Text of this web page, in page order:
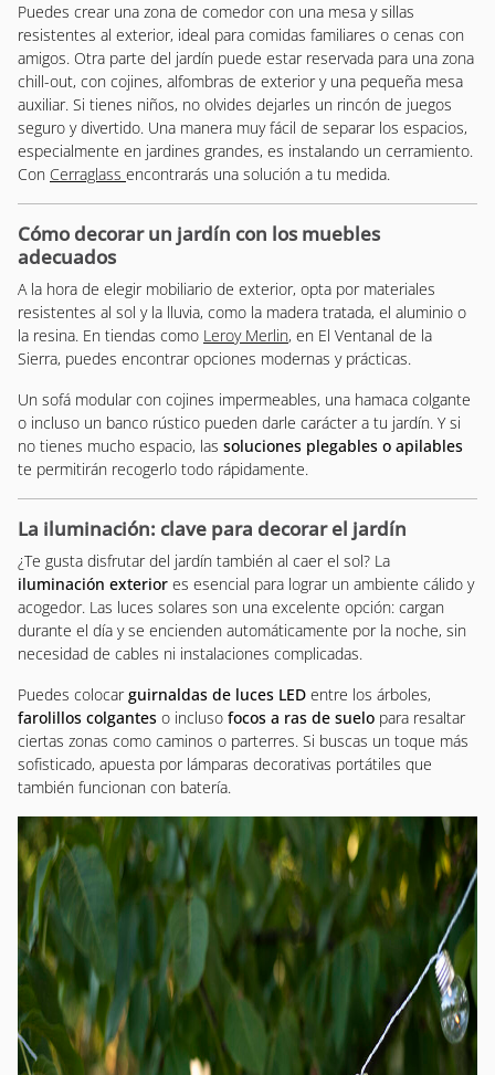
Puedes crear una zona de comedor con una mesa y sillas
resistentes al exterior, ideal para comidas familiares o cenas con
amigos. Otra parte del jardín puede estar reservada para una zona
chill-out, con cojines, alfombras de exterior y una pequeña mesa
auxiliar. Si tienes niños, no olvides dejarles un rincón de juegos
seguro y divertido. Una manera muy fácil de separar los espacios,
especialmente en jardines grandes, es instalando un cerramiento.
Con Cerraglass encontrarás una solución a tu medida.
Cómo decorar un jardín con los muebles
adecuados
A la hora de elegir mobiliario de exterior, opta por materiales
resistentes al sol y la lluvia, como la madera tratada, el aluminio o
la resina. En tiendas como Leroy Merlin, en El Ventanal de la
Sierra, puedes encontrar opciones modernas y prácticas.
Un sofá modular con cojines impermeables, una hamaca colgante
o incluso un banco rústico pueden darle carácter a tu jardín. Y si
no tienes mucho espacio, las soluciones plegables o apilables
te permitirán recogerlo todo rápidamente.
La iluminación: clave para decorar el jardín
¿Te gusta disfrutar del jardín también al caer el sol? La
iluminación exterior es esencial para lograr un ambiente cálido y
acogedor. Las luces solares son una excelente opción: cargan
durante el día y se encienden automáticamente por la noche, sin
necesidad de cables ni instalaciones complicadas.
Puedes colocarguirnaldas de luces LED entre los árboles,
farolillos colgantes o incluso focos a ras de suelo para resaltar
ciertas zonas como caminos o parterres. Si buscas un toque más
sofisticado, apuesta por lámparas decorativas portátiles que
también funcionan con batería.